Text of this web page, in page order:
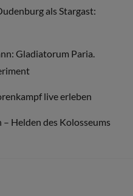
als Stargast:
Gladiatorum Paria.
live erleben
Helden des Kolosseums